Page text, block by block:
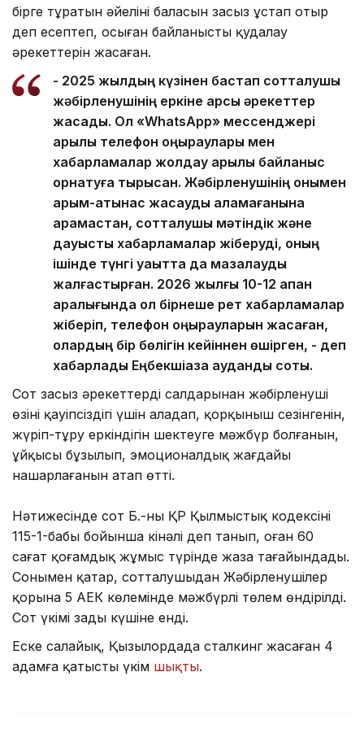
бірге тұратын әйелінің баласын заңсыз ұстап отыр
деп есептеп, осыған байланысты қудалау
әрекеттерін жасаған.
- 2025 жылдың күзінен бастап сотталушы
жәбірленушінің еркіне қарсы әрекеттер
жасады. Ол «WhatsApp» мессенджері
арқылы телефон қоңыраулары мен
хабарламалар жолдау арқылы байланыс
орнатуға тырысқан. Жәбірленушінің онымен
қарым-қатынас жасауды қаламағанына
қарамастан, сотталушы мәтіндік және
дауыстық хабарламалар жіберуді, оның
ішінде түнгі уақытта да мазалауды
жалғастырған. 2026 жылғы 10-12 ақпан
аралығында ол бірнеше рет хабарламалар
жіберіп, телефон қоңырауларын жасаған,
олардың бір бөлігін кейіннен өшірген, - деп
хабарлады Еңбекшіқазақ аудандық соты.
Сот заңсыз әрекеттердің салдарынан жәбірленуші
өзінің қауіпсіздігі үшін алаңдап, қорқыныш сезінгенін,
жүріп-тұру еркіндігін шектеуге мәжбүр болғанын,
ұйқысы бұзылып, эмоционалдық жағдайы
нашарлағанын атап өтті.
Нәтижесінде сот Б.-ны ҚР Қылмыстық кодексінің
115-1-бабы бойынша кінәлі деп танып, оған 60
сағат қоғамдық жұмыс түрінде жаза тағайындады.
Сонымен қатар, сотталушыдан Жәбірленушілер
қорына 5 АЕК көлемінде мәжбүрлі төлем өндірілді.
Сот үкімі заңды күшіне енді.
Еске салайық, Қызылордада сталкинг жасаған 4
адамға қатысты үкім шықты.